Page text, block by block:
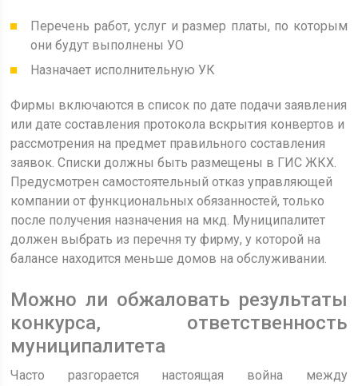
Перечень работ, услуг и размер платы, по которым
они будут выполнены УО
Назначает исполнительную УК
Фирмы включаются в список по дате подачи заявления
или дате составления протокола вскрытия конвертов и
рассмотрения на предмет правильного составления
заявок. Списки должны быть размещены в ГИС ЖКХ.
Предусмотрен самостоятельный отказ управляющей
компании от функциональных обязанностей, только
после получения назначения на мкд. Муниципалитет
должен выбрать из перечня ту фирму, у которой на
балансе находится меньше домов на обслуживании.
Можно ли обжаловать результаты
конкурса, ответственность
муниципалитета
Часто разгорается настоящая война между